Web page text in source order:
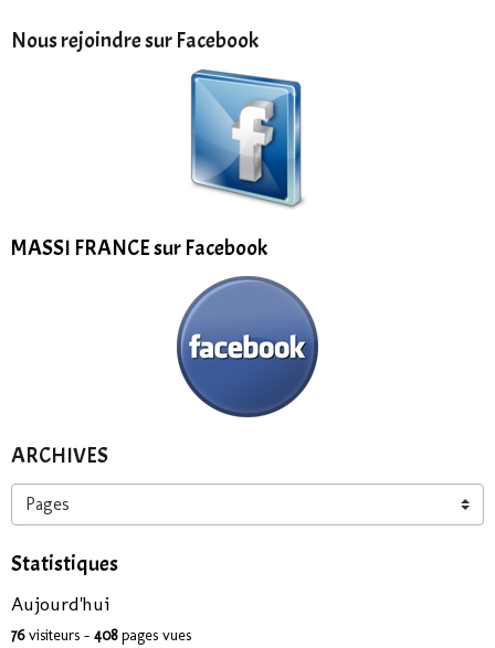
Nous rejoindre sur Facebook
MASSI FRANCE sur Facebook
ARCHIVES
Statistiques
Aujourd'hui
76visiteurs - 408pages vues